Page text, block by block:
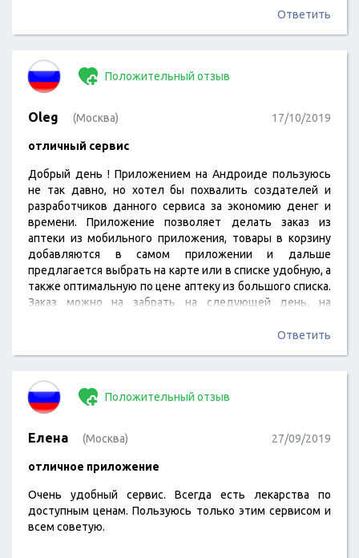
Ответить
Положительный отзыв
Oleg (Москва) 17/10/2019
отличный сервис
Добрый день ! Приложением на Андроиде пользуюсь
не так давно, но хотел бы похвалить создателей и
разработчиков данного сервиса за экономию денег и
времени. Приложение позволяет делать заказ из
аптеки из мобильного приложения, товары в корзину
добавляются в самом приложении и дальше
предлагается выбрать на карте или в списке удобную, а
также оптимальную по цене аптеку из большого списка.
Заказ можно на забрать на следующей день, на
запечатанном пластиковом пакете . Выбор аптек велик,
также хотелось бы оплачивать прямо…
Ответить
Положительный отзыв
Елена (Москва) 27/09/2019
отличное приложение
Очень удобный сервис. Всегда есть лекарства по
доступным ценам. Пользуюсь только этим сервисом и
всем советую.